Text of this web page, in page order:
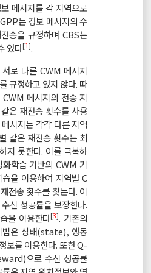
메시지를 각 지역으로
는 경보 메시지의 수
송을 규정하며 CBS는
있다[1].
로 다른 CWM 메시지
규정하고 있지 않다. 따
메시지의 전송 지
은 재전송 횟수를 사용
시지는 각각 다른 지역
같은 재전송 횟수는 최
지 못한다. 이를 극복하
학습 기반의 CWM 기
을 이용하여 지역별 C
전송 횟수를 찾는다. 이
신 성공률을 보장한다.
을 이용한다[3]. 기존의
법은 상태(state), 행동
를 이용한다. 또한 Q-
으로 수신 성공률